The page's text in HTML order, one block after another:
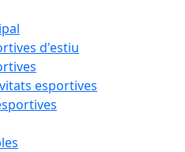
d'estiu
esportives